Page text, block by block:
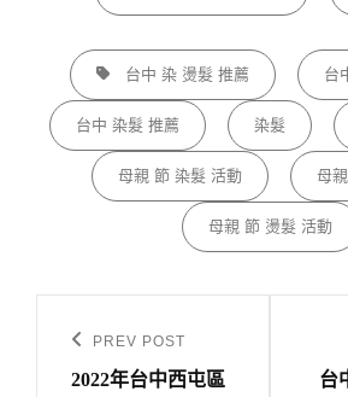
TAGS,
台中 染 燙髮 推薦 台
台中 染髮 推薦 染髮
母親 節 染髮 活動 母
母親 節 燙髮 活動
Previous
Post
PREV POST
2022年台中西屯區
Post
台